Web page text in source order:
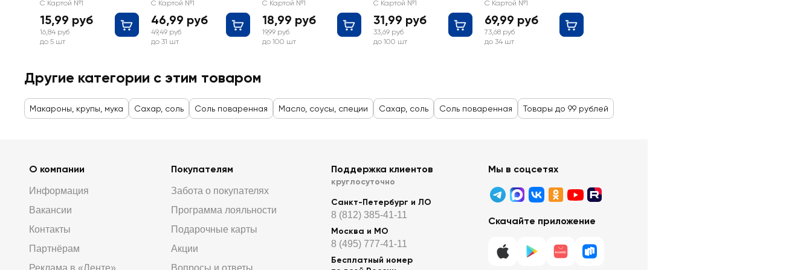
С Картой №1
15,99 руб
16,84 руб
до 5 шт
С Картой №1
46,99 руб
49,49 руб
до 31 шт
С Картой №1
18,99 руб
19,99 руб
до 100 шт
С Картой №1
31,99 руб
33,69 руб
до 100 шт
С Картой №1
69,99 руб
73,68 руб
до 34 шт
Другие категории с этим товаром
Макароны, крупы, мука Сахар, соль Соль поваренная Масло, соусы, специи Сахар, соль Соль поваренная Товары до 99 рублей
О компании
Информация
Вакансии
Контакты
Партнёрам
Реклама в «Ленте»
Покупателям
Забота о покупателях
Программа лояльности
Подарочные карты
Акции
Вопросы и ответы
Поддержка клиентов
круглосуточно
Санкт-Петербург и ЛО
8 (812) 385-41-11
Москва и МО
8 (495) 777-41-11
Бесплатный номер
Мы в соцсетях
Скачайте приложение